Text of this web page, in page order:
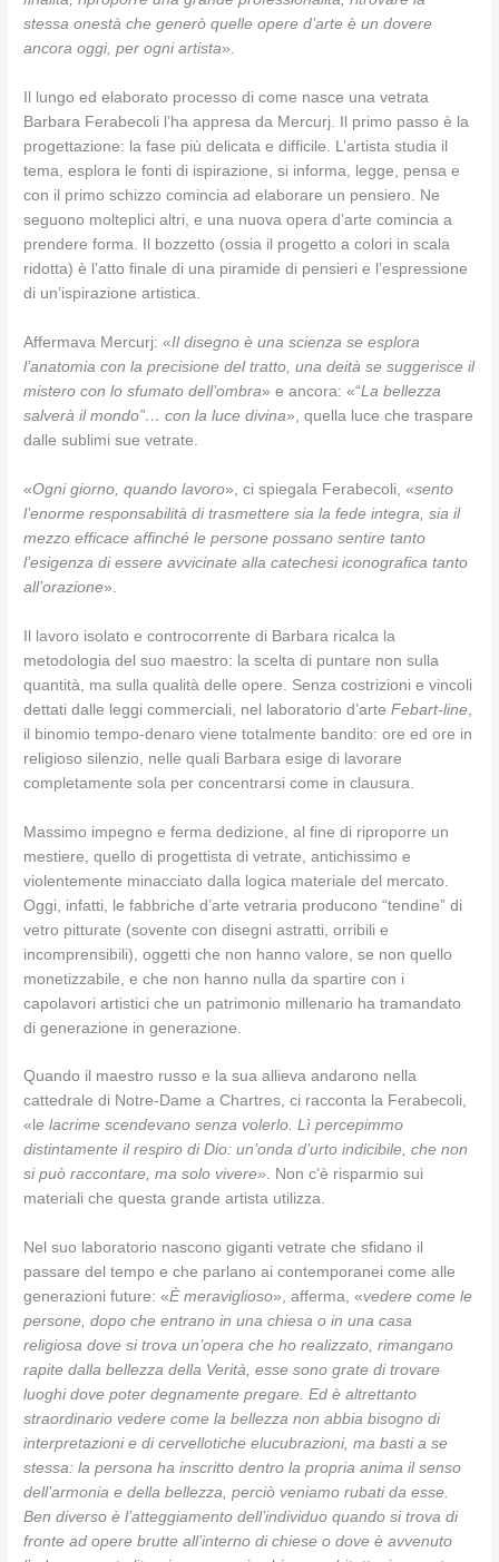
stessa onestà che generò quelle opere d’arte è un dovere
ancora oggi, per ogni artista».
Il lungo ed elaborato processo di come nasce una vetrata
Barbara Ferabecoli l’ha appresa da Mercurj. Il primo passo è la
progettazione: la fase più delicata e difficile. L’artista studia il
tema, esplora le fonti di ispirazione, si informa, legge, pensa e
con il primo schizzo comincia ad elaborare un pensiero. Ne
seguono molteplici altri, e una nuova opera d’arte comincia a
prendere forma. Il bozzetto (ossia il progetto a colori in scala
ridotta) è l’atto finale di una piramide di pensieri e l’espressione
di un’ispirazione artistica.
Affermava Mercurj: «Il disegno è una scienza se esplora
l’anatomia con la precisione del tratto, una deità se suggerisce il
mistero con lo sfumato dell’ombra» e ancora: «“La bellezza
salverà il mondo”… con la luce divina», quella luce che traspare
dalle sublimi sue vetrate.
«Ogni giorno, quando lavoro», ci spiegala Ferabecoli, «sento
l’enorme responsabilità di trasmettere sia la fede integra, sia il
mezzo efficace affinché le persone possano sentire tanto
l’esigenza di essere avvicinate alla catechesi iconografica tanto
all’orazione».
Il lavoro isolato e controcorrente di Barbara ricalca la
metodologia del suo maestro: la scelta di puntare non sulla
quantità, ma sulla qualità delle opere. Senza costrizioni e vincoli
dettati dalle leggi commerciali, nel laboratorio d’arteFebart-line
il binomio tempo-denaro viene totalmente bandito: ore ed ore in
religioso silenzio, nelle quali Barbara esige di lavorare
completamente sola per concentrarsi come in clausura.
Massimo impegno e ferma dedizione, al fine di riproporre un
mestiere, quello di progettista di vetrate, antichissimo e
violentemente minacciato dalla logica materiale del mercato.
Oggi, infatti, le fabbriche d’arte vetraria producono “tendine” di
vetro pitturate (sovente con disegni astratti, orribili e
incomprensibili), oggetti che non hanno valore, se non quello
monetizzabile, e che non hanno nulla da spartire con i
capolavori artistici che un patrimonio millenario ha tramandato
di generazione in generazione.
Quando il maestro russo e la sua allieva andarono nella
cattedrale di Notre-Dame a Chartres, ci racconta la Ferabecoli,
«le lacrime scendevano senza volerlo. Lì percepimmo
distintamente il respiro di Dio: un’onda d’urto indicibile, che non
si può raccontare, ma solo vivere». Non c’è risparmio sui
materiali che questa grande artista utilizza.
Nel suo laboratorio nascono giganti vetrate che sfidano il
passare del tempo e che parlano ai contemporanei come alle
generazioni future: «È meraviglioso», afferma, «vedere come le
persone, dopo che entrano in una chiesa o in una casa
religiosa dove si trova un’opera che ho realizzato, rimangano
rapite dalla bellezza della Verità, esse sono grate di trovare
luoghi dove poter degnamente pregare. Ed è altrettanto
straordinario vedere come la bellezza non abbia bisogno di
interpretazioni e di cervellotiche elucubrazioni, ma basti a se
stessa: la persona ha inscritto dentro la propria anima il senso
dell’armonia e della bellezza, perciò veniamo rubati da esse.
Ben diverso è l’atteggiamento dell’individuo quando si trova di
fronte ad opere brutte all’interno di chiese o dove è avvenuto